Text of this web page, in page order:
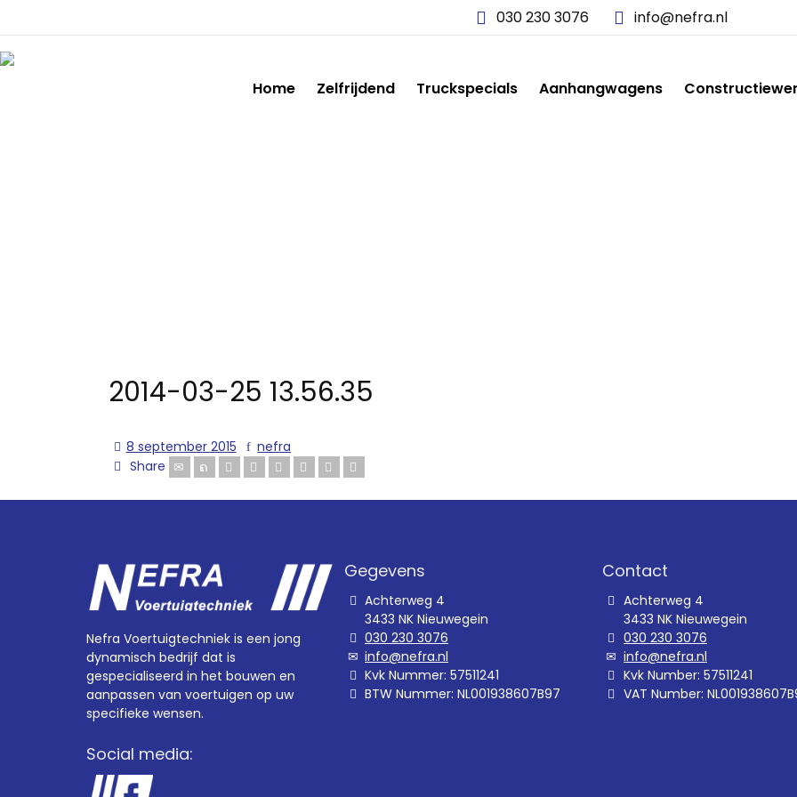
030 230 3076 info@nefra.nl
Home Zelfrijdend Truckspecials Aanhangwagens
2014-03-25 13.56.35
8 september 2015
nefra
Share
Nefra Voertuigtechniek is een jong
dynamisch bedrijf dat is
gespecialiseerd in het bouwen en
aanpassen van voertuigen op uw
specifieke wensen.
Social media:
Gegevens
Achterweg 4
3433 NK Nieuwegein
030 230 3076
info@nefra.nl
Kvk Nummer: 57511241
BTW Nummer: NL001938607B97
Contact
Achterweg 4
3433 NK Nieuwegein
030 230 3076
info@nefra.nl
Kvk Number: 57511241
VAT Number: